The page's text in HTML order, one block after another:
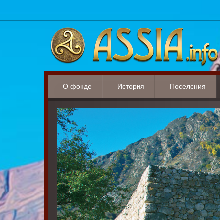
О фонде
Команда
Раскрываемая информация
Наши проекты
Контакты
История
Пять Горских обществ
Административное устройство
Поселения
Поселения
Поселения
Поселения
Поселения
Поселения